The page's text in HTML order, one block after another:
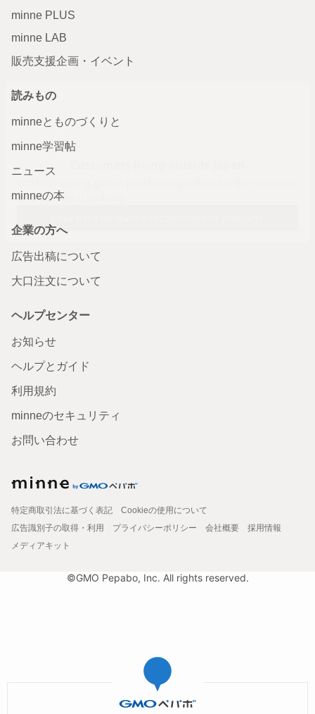
minne PLUS
minne LAB
販売支援企画・イベント
読みもの
minneとものづくりと
minne学習帖
ニュース
minneの本
企業の方へ
広告出稿について
大口注文について
ヘルプセンター
お知らせ
ヘルプとガイド
利用規約
minneのセキュリティ
お問い合わせ
特定商取引法に基づく表記
Cookieの使用について
広告識別子の取得・利用
プライバシーポリシー 会社概要
採用情報
メディアキット
©GMO Pepabo, Inc. All rights reserved.